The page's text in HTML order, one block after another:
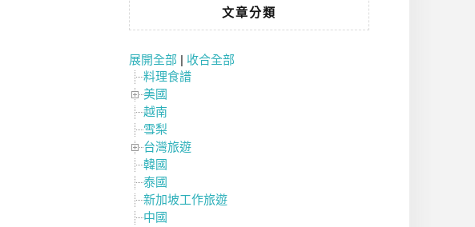
文章分類
展開全部 | 收合全部
料理食譜
美國
越南
雪梨
台灣旅遊
韓國
泰國
新加坡工作旅遊
中國